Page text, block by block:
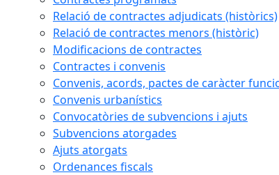
Relació de contractes adjudicats (històrics)
Relació de contractes menors (històric)
Modificacions de contractes
Contractes i convenis
Convenis, acords, pactes de caràcter
Convenis urbanístics
Convocatòries de subvencions i ajuts
Subvencions atorgades
Ajuts atorgats
Ordenances fiscals